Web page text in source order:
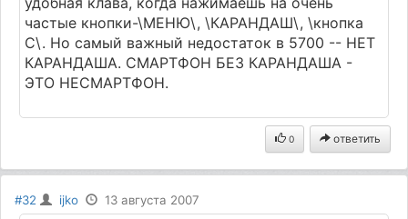
частые кнопки-\МЕНЮ\, \КАРАНДАШ\, \кнопка
С\. Но самый важный недостаток в 5700 -- НЕТ
КАРАНДАША. СМАРТФОН БЕЗ КАРАНДАША -
ЭТО НЕСМАРТФОН.
0 ответить
#32 ijko 13 августа 2007